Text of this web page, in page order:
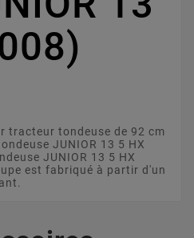
tracteur tondeuse de 92 cm
JUNIOR 13 5 HX
JUNIOR 13 5 HX
est fabriqué à partir d'un